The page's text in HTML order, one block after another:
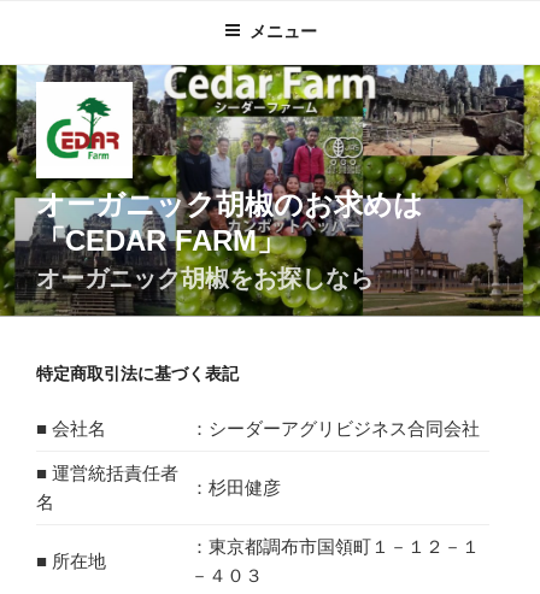
テ
ン
ツ
へ
ス
キ
ッ
プ
オーガニック胡椒のお求めは
「CEDAR FARM」
オーガニック胡椒をお探しなら
メニュー
特定商取引法に基づく表記
■ 会社名 ：シーダーアグリビジネス合同会社
■ 運営統括責任者
名
：杉田健彦
■ 所在地
：東京都調布市国領町１－１２－１
－４０３